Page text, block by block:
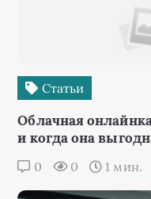
Статьи
Облачная
и когда она
0 0 1 мин.